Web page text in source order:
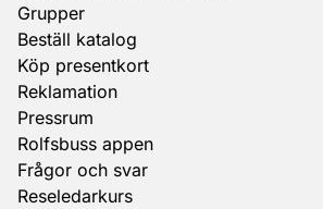
Grupper
Beställ katalog
Köp presentkort
Reklamation
Pressrum
Rolfsbuss appen
Frågor och svar
Reseledarkurs